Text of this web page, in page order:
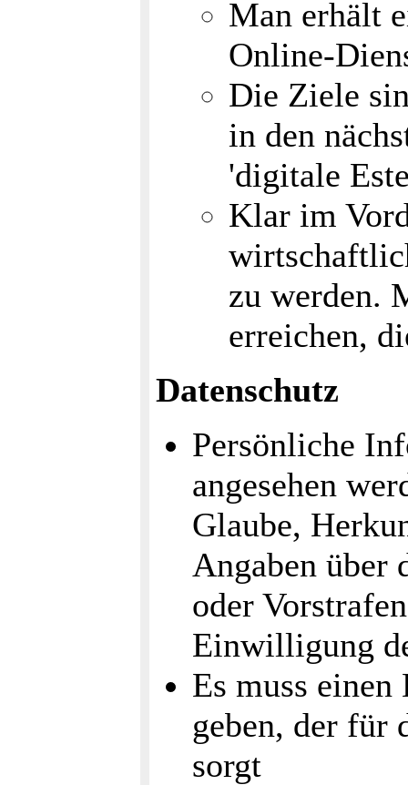
Man erhält
Online-
Die Ziele
in den
'digitale
Klar im
zu werden.
erreichen,
Datenschutz
Persönliche
angesehen
Glaube,
Angaben über
oder
Einwilligung
Es muss
geben, der für
sorgt